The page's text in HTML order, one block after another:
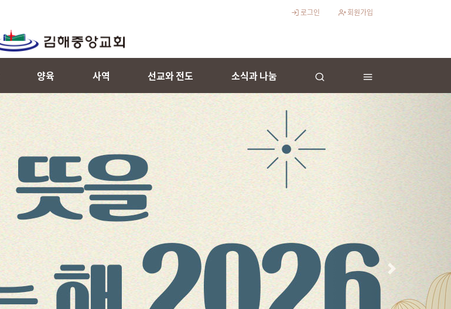
로그인 회원가입
양육 사역 선교와 전도 소식과 나눔
다음